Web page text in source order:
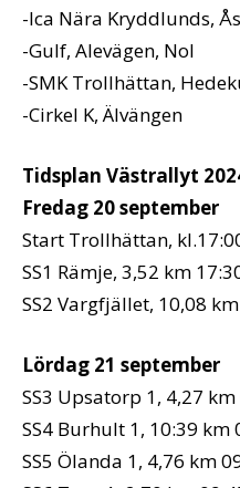
-Ica Nära Kryddlunds,
-Gulf, Alevägen, Nol
-SMK Trollhättan,
-Cirkel K, Älvängen
Tidsplan Västrallyt
Fredag 20 september
Start Trollhättan,
SS1 Rämje, 3,52 km
SS2 Vargfjället, 10,08
Lördag 21 september
SS3 Upsatorp 1, 4,27 km
SS4 Burhult 1, 10:39 km
SS5 Ölanda 1, 4,76 km